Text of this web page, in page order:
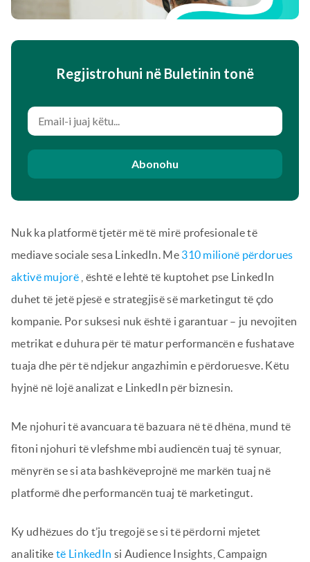
Regjistrohuni në Buletinin tonë
Abonohu
Nuk ka platformë tjetër më të mirë profesionale të
mediave sociale sesa LinkedIn. Me 310 milionë përdorues
aktivë mujorë, është e lehtë të kuptohet pse LinkedIn
duhet të jetë pjesë e strategjisë së marketingut të çdo
kompanie. Por suksesi nuk është i garantuar – ju nevojiten
metrikat e duhura për të matur performancën e fushatave
tuaja dhe për të ndjekur angazhimin e përdoruesve. Këtu
hyjnë në lojë analizat e LinkedIn për biznesin.
Me njohuri të avancuara të bazuara në të dhëna, mund të
fitoni njohuri të vlefshme mbi audiencën tuaj të synuar,
mënyrën se si ata bashkëveprojnë me markën tuaj në
platformë dhe performancën tuaj të marketingut.
Ky udhëzues do t’ju tregojë se si të përdorni mjetet
analitike të LinkedIn si Audience Insights, Campaign